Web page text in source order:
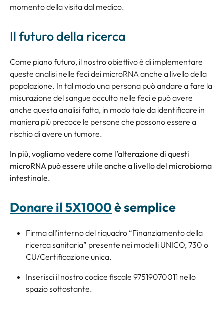
momento della visita dal medico.
Il futuro della ricerca
Come piano futuro, il nostro obiettivo è di implementare
queste analisi nelle feci dei microRNA anche a livello della
popolazione. In tal modo una persona può andare a fare la
misurazione del sangue occulto nelle feci e può avere
anche questa analisi fatta, in modo tale da identificare in
maniera più precoce le persone che possono essere a
rischio di avere un tumore.
In più, vogliamo vedere come l’alterazione di questi
microRNA può essere utile anche a livello del microbioma
intestinale.
Donare il 5X1000è semplice
Firma all’interno del riquadro “Finanziamento della
ricerca sanitaria” presente nei modelli UNICO, 730 o
CU/Certificazione unica.
Inserisci il nostro codice fiscale 97519070011 nello
spazio sottostante.